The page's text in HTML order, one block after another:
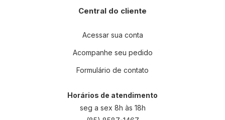
Central do cliente
Acessar sua conta
Acompanhe seu pedido
Formulário de contato
Horários de atendimento
seg a sex 8h às 18h